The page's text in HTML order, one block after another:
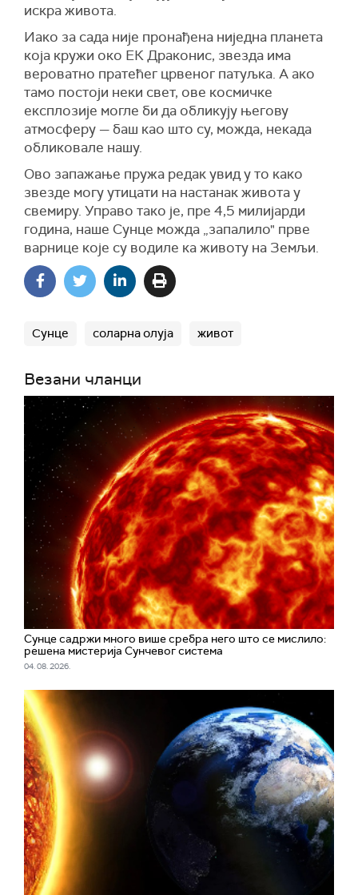
искра живота.
Иако за сада није пронађена ниједна планета
која кружи око ЕК Драконис, звезда има
вероватно пратећег црвеног патуљка. А ако
тамо постоји неки свет, ове космичке
експлозије могле би да обликују његову
атмосферу — баш као што су, можда, некада
обликовале нашу.
Ово запажање пружа редак увид у то како
звезде могу утицати на настанак живота у
свемиру. Управо тако је, пре 4,5 милијарди
година, наше Сунце можда „запалило" прве
варнице које су водиле ка животу на Земљи.
Сунце соларна олуја живот
Везани чланци
Сунце садржи много више сребра него што се мислило:
решена мистерија Сунчевог система
04. 08. 2026.